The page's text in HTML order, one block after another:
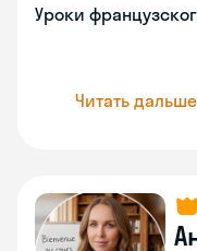
Уроки
Читать дальше